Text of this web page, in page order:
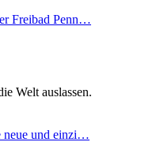
Freibad Penn…
Welt auslassen.
neue und einzi…